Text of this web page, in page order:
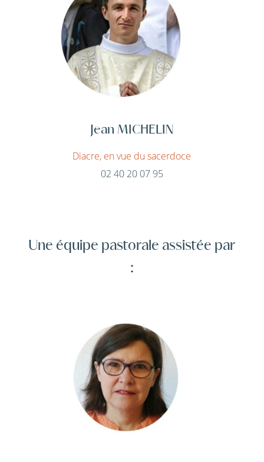
Jean MICHELIN
Diacre, en vue du sacerdoce
02 40 20 07 95
Une équipe pastorale assistée par
: